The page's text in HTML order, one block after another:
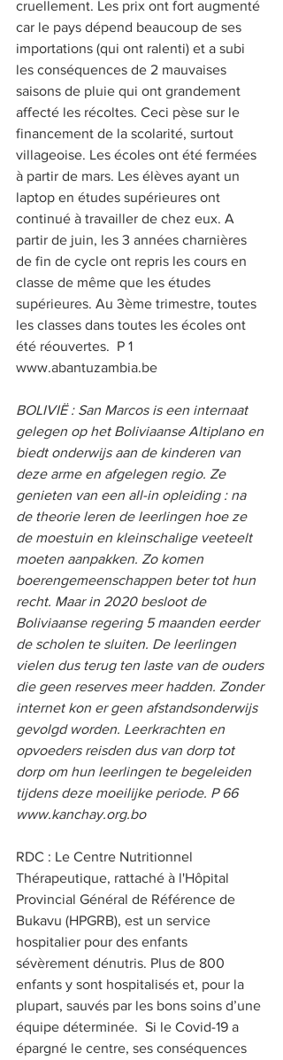
cruellement. Les prix ont fort augmenté
car le pays dépend beaucoup de ses
importations (qui ont ralenti) et a subi
les conséquences de 2 mauvaises
saisons de pluie qui ont grandement
affecté les récoltes. Ceci pèse sur le
financement de la scolarité, surtout
villageoise. Les écoles ont été fermées
à partir de mars. Les élèves ayant un
laptop en études supérieures ont
continué à travailler de chez eux. A
partir de juin, les 3 années charnières
de fin de cycle ont repris les cours en
classe de même que les études
supérieures. Au 3ème trimestre, toutes
les classes dans toutes les écoles ont
été réouvertes.  P 1
www.abantuzambia.be
BOLIVIË : San Marcos is een internaat
gelegen op het Boliviaanse Altiplano en
biedt onderwijs aan de kinderen van
deze arme en afgelegen regio. Ze
genieten van een all-in opleiding : na
de theorie leren de leerlingen hoe ze
de moestuin en kleinschalige veeteelt
moeten aanpakken. Zo komen
boerengemeenschappen beter tot hun
recht. Maar in 2020 besloot de
Boliviaanse regering 5 maanden eerder
de scholen te sluiten. De leerlingen
vielen dus terug ten laste van de ouders
die geen reserves meer hadden. Zonder
internet kon er geen afstandsonderwijs
gevolgd worden. Leerkrachten en
opvoeders reisden dus van dorp tot
dorp om hun leerlingen te begeleiden
tijdens deze moeilijke periode. P 66
www.kanchay.org.bo
RDC : Le Centre Nutritionnel
Thérapeutique, rattaché à l'Hôpital
Provincial Général de Référence de
Bukavu (HPGRB), est un service
hospitalier pour des enfants
sévèrement dénutris. Plus de 800
enfants y sont hospitalisés et, pour la
plupart, sauvés par les bons soins d’une
équipe déterminée.  Si le Covid-19 a
épargné le centre, ses conséquences